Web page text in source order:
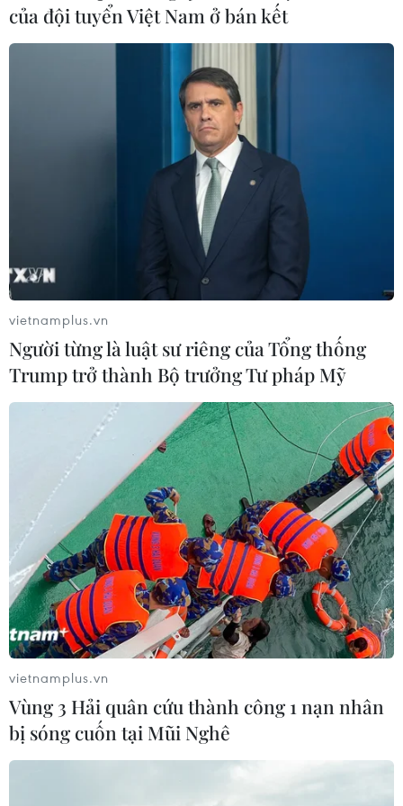
của đội tuyển Việt Nam ở bán kết
vietnamplus.vn
Người từng là luật sư riêng của Tổng thống
Trump trở thành Bộ trưởng Tư pháp Mỹ
vietnamplus.vn
Vùng 3 Hải quân cứu thành công 1 nạn nhân
bị sóng cuốn tại Mũi Nghê